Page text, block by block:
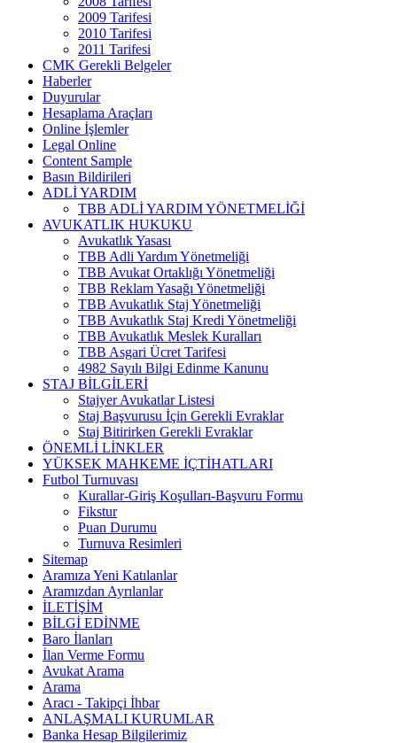
2009 Tarifesi
2010 Tarifesi
2011 Tarifesi
CMK Gerekli Belgeler
Haberler
Duyurular
Hesaplama Araçları
Online İşlemler
Legal Online
Content Sample
Basın Bildirileri
ADLİ YARDIM
TBB ADLİ YARDIM YÖNETMELİĞİ
AVUKATLIK HUKUKU
Avukatlık Yasası
TBB Adli Yardım Yönetmeliği
TBB Avukat Ortaklığı Yönetmeliği
TBB Reklam Yasağı Yönetmeliği
TBB Avukatlık Staj Yönetmeliği
TBB Avukatlık Staj Kredi Yönetmeliği
TBB Avukatlık Meslek Kuralları
TBB Asgari Ücret Tarifesi
4982 Sayılı Bilgi Edinme Kanunu
STAJ BİLGİLERİ
Stajyer Avukatlar Listesi
Staj Başvurusu İçin Gerekli Evraklar
Staj Bitirirken Gerekli Evraklar
ÖNEMLİ LİNKLER
YÜKSEK MAHKEME İÇTİHATLARI
Futbol Turnuvası
Kurallar-Giriş Koşulları-Başvuru Formu
Fikstur
Puan Durumu
Turnuva Resimleri
Sitemap
Aramıza Yeni Katılanlar
Aramızdan Ayrılanlar
İLETİŞİM
BİLGİ EDİNME
Baro İlanları
İlan Verme Formu
Avukat Arama
Arama
Aracı - Takipçi İhbar
ANLAŞMALI KURUMLAR
Banka Hesap Bilgilerimiz